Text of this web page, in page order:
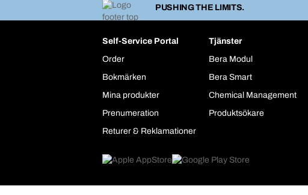
PUSHING THE LIMITS.
Self-Service Portal
Order
Bokmärken
Mina produkter
Prenumeration
Returer & Reklamationer
Tjänster
Bera Modul
Bera Smart
Chemical Management
Produktsökare